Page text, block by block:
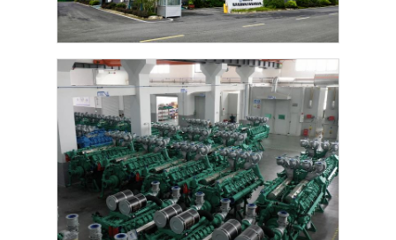
পেট্রোল জেনারেটর সেট
সিএনজি জেনারেটর সেট
জেনারেটরের আনুষাঙ্গিক
মোবাইল লাইটিং যানবাহন